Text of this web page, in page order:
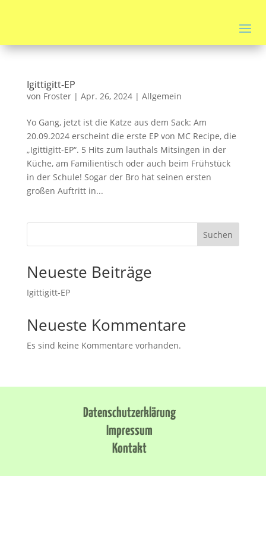
Igittigitt-EP
von Froster| Apr. 26, 2024| Allgemein
Yo Gang, jetzt ist die Katze aus dem Sack: Am
20.09.2024 erscheint die erste EP von MC Recipe, die
„Igittigitt-EP“. 5 Hits zum lauthals Mitsingen in der
Küche, am Familientisch oder auch beim Frühstück
in der Schule! Sogar der Bro hat seinen ersten
großen Auftritt in...
Suchen
Neueste Beiträge
Igittigitt-EP
Neueste Kommentare
Es sind keine Kommentare vorhanden.
Datenschutzerklärung
Impressum
Kontakt